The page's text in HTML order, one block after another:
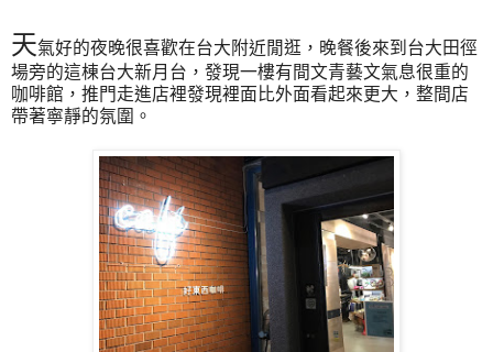
天氣好的夜晚很喜歡在台大附近閒逛，晚餐後來到台大田徑
場旁的這棟台大新月台，發現一樓有間文青藝文氣息很重的
咖啡館，推門走進店裡發現裡面比外面看起來更大，整間店
帶著寧靜的氛圍。